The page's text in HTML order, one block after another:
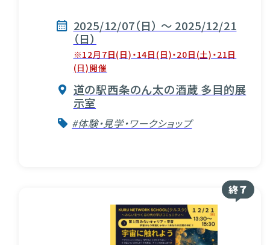
2025/12/07（日） ～ 2025/12/21
（日）
※12月7日(日)・14日(日)・20日(土)・21日
(日)開催
道の駅西条のん太の酒蔵 多目的展
示室
#体験・見学・ワークショップ